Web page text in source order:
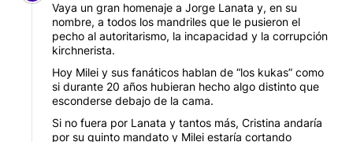
Vaya un gran homenaje a Jorge Lanata y, en su
nombre, a todos los mandriles que le pusieron el
pecho al autoritarismo, la incapacidad y la corrupción
kirchnerista.
Hoy Milei y sus fanáticos hablan de “los kukas” como
si durante 20 años hubieran hecho algo distinto que
esconderse debajo de la cama.
Si no fuera por Lanata y tantos más, Cristina andaría
por su quinto mandato y Milei estaría cortando